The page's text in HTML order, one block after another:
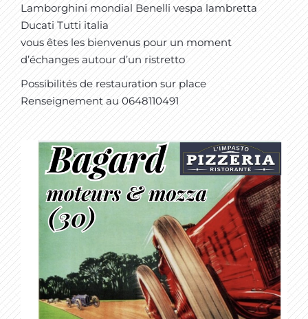
Lamborghini mondial Benelli vespa lambretta
Ducati Tutti italia
vous êtes les bienvenus pour un moment
d’échanges autour d’un ristretto
Possibilités de restauration sur place
Renseignement au 0648110491